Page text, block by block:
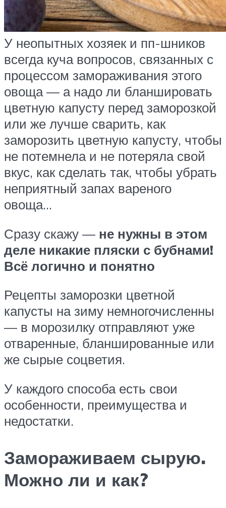
У неопытных хозяек и пп-шников
всегда куча вопросов, связанных с
процессом замораживания этого
овоща — а надо ли бланшировать
цветную капусту перед заморозкой
или же лучше сварить, как
заморозить цветную капусту, чтобы
не потемнела и не потеряла свой
вкус, как сделать так, чтобы убрать
неприятный запах вареного
овоща…
Сразу скажу — не нужны в этом
деле никакие пляски с бубнами!
Всё логично и понятно
Рецепты заморозки цветной
капусты на зиму немногочисленны
— в морозилку отправляют уже
отваренные, бланшированные или
же сырые соцветия.
У каждого способа есть свои
особенности, преимущества и
недостатки.
Замораживаем сырую.
Можно ли и как?